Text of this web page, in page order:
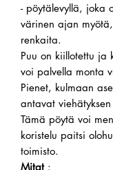
- pöytälevyllä, joka
värinen ajan
renkaita.
Puu on kiillotettu ja
voi palvella monta
Pienet, kulmaan
antavat
Tämä pöytä voi
koristelu paitsi
toimisto.
Mitat: